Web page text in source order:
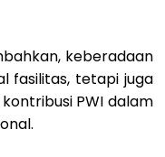
keberadaan
fasilitas, tetapi juga
PWI dalam